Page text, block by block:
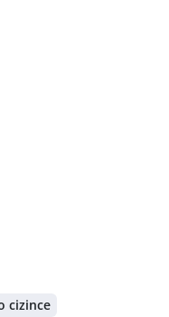
cizince